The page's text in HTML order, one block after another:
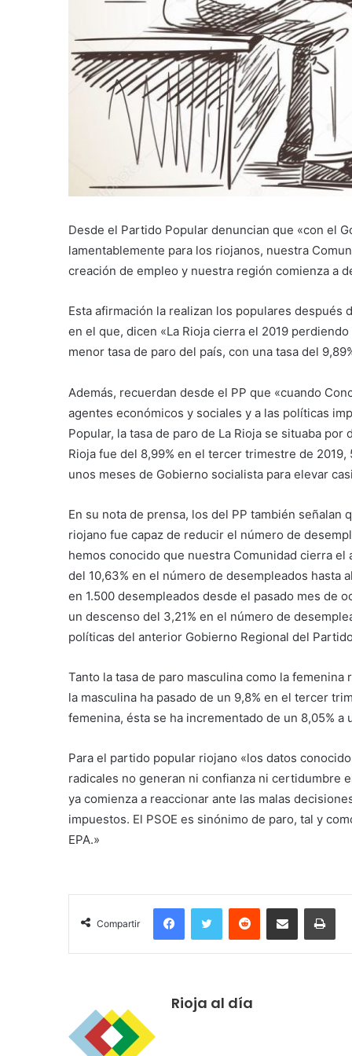
Desde el Partido Popular denuncian que «con el
lamentablemente para los riojanos, nuestra
creación de empleo y nuestra región comienza a
Esta afirmación la realizan los populares después
en el que, dicen «La Rioja cierra el 2019
menor tasa de paro del país, con una tasa del
​Además, recuerdan desde el PP que «cuando
agentes económicos y sociales y a las políticas
Popular, la tasa de paro de La Rioja se situaba
Rioja fue del 8,99% en el tercer trimestre de
unos meses de Gobierno socialista para elevar
​En su nota de prensa, los del PP también
riojano fue capaz de reducir el número de
hemos conocido que nuestra Comunidad cierra
del 10,63% en el número de desempleados hasta
en 1.500 desempleados desde el pasado mes de
un descenso del 3,21% en el número de
políticas del anterior Gobierno Regional del
​Tanto la tasa de paro masculina como la
la masculina ha pasado de un 9,8% en el tercer
femenina, ésta se ha incrementado de un 8,05% a
​Para el partido popular riojano «los datos
radicales no generan ni confianza ni certidumbre
ya comienza a reaccionar ante las malas
impuestos. El PSOE es sinónimo de paro, tal y
EPA.»
Compartir
Rioja al día